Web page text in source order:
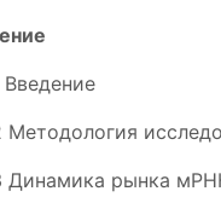
Введение
Методология
Динамика рынка